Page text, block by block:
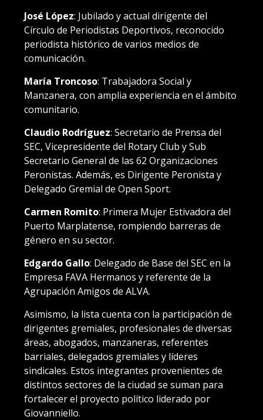
José López: Jubilado y actual dirigente del
Círculo de Periodistas Deportivos, reconocido
periodista histórico de varios medios de
comunicación.
María Troncoso: Trabajadora Social y
Manzanera, con amplia experiencia en el ámbito
comunitario.
Claudio Rodríguez: Secretario de Prensa del
SEC, Vicepresidente del Rotary Club y Sub
Secretario General de las 62 Organizaciones
Peronistas. Además, es Dirigente Peronista y
Delegado Gremial de Open Sport.
Carmen Romito: Primera Mujer Estivadora del
Puerto Marplatense, rompiendo barreras de
género en su sector.
Edgardo Gallo: Delegado de Base del SEC en la
Empresa FAVA Hermanos y referente de la
Agrupación Amigos de ALVA.
Asimismo, la lista cuenta con la participación de
dirigentes gremiales, profesionales de diversas
áreas, abogados, manzaneras, referentes
barriales, delegados gremiales y líderes
sindicales. Estos integrantes provenientes de
distintos sectores de la ciudad se suman para
fortalecer el proyecto político liderado por
Giovanniello.